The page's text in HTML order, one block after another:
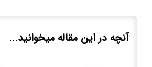
آنچه در این مقاله میخوانید...